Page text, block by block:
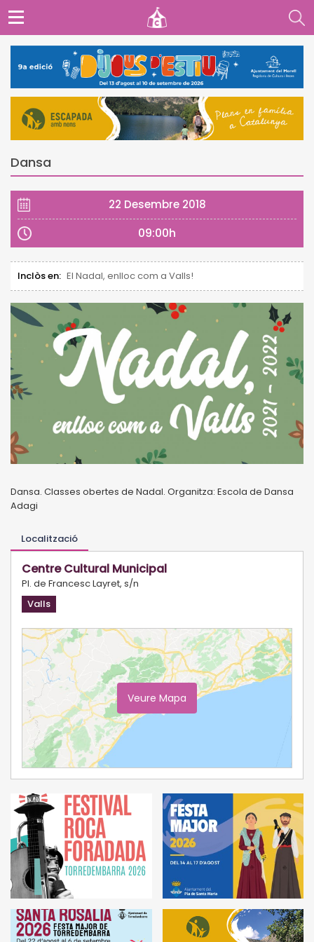
Dansa
22 Desembre 2018
09:00h
Inclòs en: El Nadal, enlloc com a Valls!
Dansa. Classes obertes de Nadal. Organitza: Escola de Dansa
Adagi
Localització
Centre Cultural Municipal
Pl. de Francesc Layret, s/n
Valls
Veure Mapa